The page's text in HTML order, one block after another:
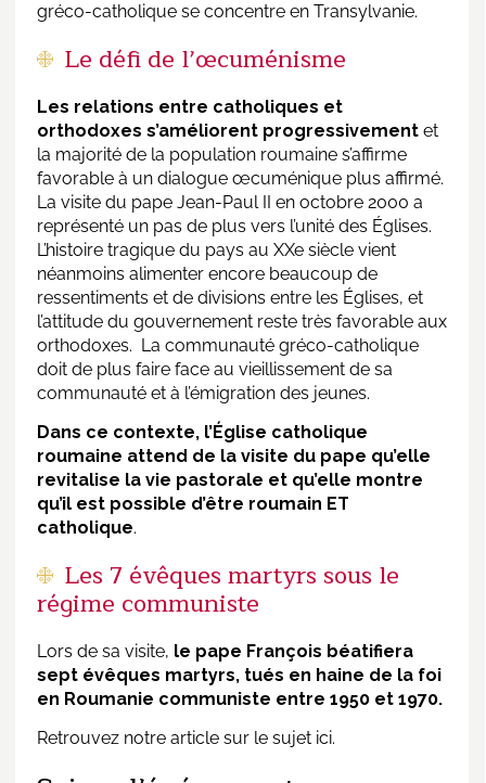
gréco-catholique se concentre en Transylvanie.
Le défi de l’œcuménisme
Les relations entre catholiques et
orthodoxes s’améliorent progressivement et
la majorité de la population roumaine s’affirme
favorable à un dialogue œcuménique plus affirmé.
La visite du pape Jean-Paul II en octobre 2000 a
représenté un pas de plus vers l’unité des Églises.
L’histoire tragique du pays au XXe siècle vient
néanmoins alimenter encore beaucoup de
ressentiments et de divisions entre les Églises, et
l’attitude du gouvernement reste très favorable aux
orthodoxes. La communauté gréco-catholique
doit de plus faire face au vieillissement de sa
communauté et à l’émigration des jeunes.
Dans ce contexte, l’Église catholique
roumaine attend de la visite du pape qu’elle
revitalise la vie pastorale et qu’elle montre
qu’il est possible d’être roumain ET
catholique.
Les 7 évêques martyrs sous le
régime communiste
Lors de sa visite, le pape François béatifiera
sept évêques martyrs, tués en haine de la foi
en Roumanie communiste entre 1950 et 1970.
Retrouvez notre article sur le sujet ici.